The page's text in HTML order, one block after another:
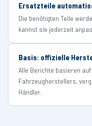
Ersatzteile
Die benötigten Teile
kannst sie jederzeit
Basis: offizielle
Alle Berichte basieren
Fahrzeugherstellers,
Händler.